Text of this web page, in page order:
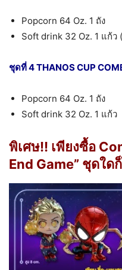
Popcorn 64 Oz. 1 ถัง
Soft drink 32 Oz. 1 แก้ว
ชุดที่ 4 THANOS CUP
Popcorn 64 Oz. 1 ถัง
Soft drink 32 Oz. 1 แก้ว
พิเศษ!! เพียงซื้อ
End Game” ชุดใด